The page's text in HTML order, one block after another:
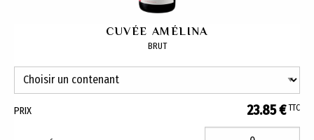
CUVÉE AMÉLINA
BRUT
PRIX 23.85 € TTC